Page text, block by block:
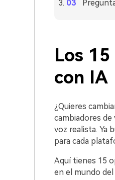
Los
con IA
¿Quieres
cambiadores
voz realista. Ya
para cada
Aquí tienes 15
en el mundo del